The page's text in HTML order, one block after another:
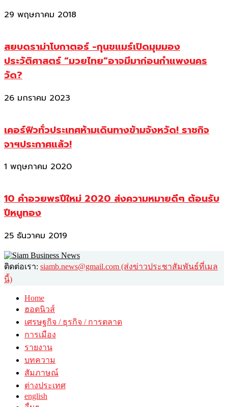
29 พฤษภาคม 2018
สยบดราม่าโบกาตอร์ -กุนขแมร์เปิดมุมมอง
ประวัติศาสตร์ “มวยไทย”อาจมีมาก่อนกำแพงนคร
วัด?
26 มกราคม 2023
เคอร์ฟิวทั่วประเทศห้ามเดินทางข้ามจังหวัด! ราชกิจ
จาฯประกาศแล้ว!
1 พฤษภาคม 2020
10 คำอวยพรปีใหม่ 2020 ส่งความหมายดีๆ ต้อนรับ
ปีหนูทอง
25 ธันวาคม 2019
ติดต่อเรา: siamb.news@gmail.com (ส่งข่าวประชาสัมพันธ์ที่เมล
นี้)
Home
ฮอตนิวส์
เศรษฐกิจ / ธุรกิจ / การตลาด
การเมือง
รายงาน
บทความ
สัมภาษณ์
ต่างประเทศ
english